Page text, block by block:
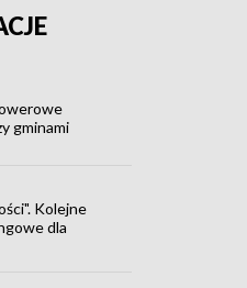
gminami
Kolejne
dla